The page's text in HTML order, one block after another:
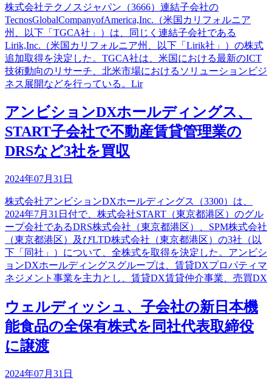
株式会社テクノスジャパン（3666）連結子会社の
TecnosGlobalCompanyofAmerica,Inc.（米国カリフォルニア
州、以下「TGCA社」）は、同じく連結子会社である
Lirik,Inc.（米国カリフォルニア州、以下「Lirik社」）の株式
追加取得を決定した。TGCA社は、米国における最新のICT
技術動向のリサーチ、北米市場におけるソリューションビジ
ネス展開などを行っている。Lir
アンビションDXホールディングス、
START子会社で不動産賃貸管理業の
DRSなど3社を買収
2024年07月31日
株式会社アンビションDXホールディングス（3300）は、
2024年7月31日付で、株式会社START（東京都港区）のグル
ープ会社であるDRS株式会社（東京都港区）、SPM株式会社
（東京都港区）及びLTD株式会社（東京都港区）の3社（以
下「同社」）について、全株式を取得を決定した。アンビシ
ョンDXホールディングスグループは、賃貸DXプロパティマ
ネジメント事業を主力とし、賃貸DX賃貸仲介事業、売買DX
ウェルディッシュ、子会社の新日本機
能食品の全保有株式を同社代表取締役
に譲渡
2024年07月31日